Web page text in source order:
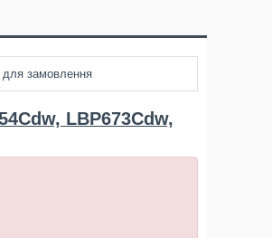
для замовлення
LBP673Cdw,